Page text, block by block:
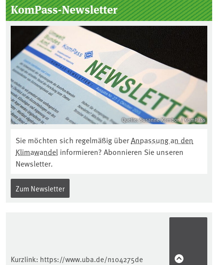
KomPass-Newsletter
Quelle: Susanne Kambor / KomPass
Sie möchten sich regelmäßig überAnpassung an den
Klimawandel informieren? Abonnieren Sie unseren
Newsletter.
Zum Newsletter
Kurzlink: https://www.uba.de/n104275de